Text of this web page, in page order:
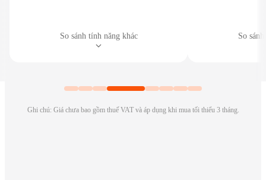
So sánh tính năng khác So
Ghi chú: Giá chưa bao gồm thuế VAT và áp dụng khi mua tối thiểu 3 tháng.